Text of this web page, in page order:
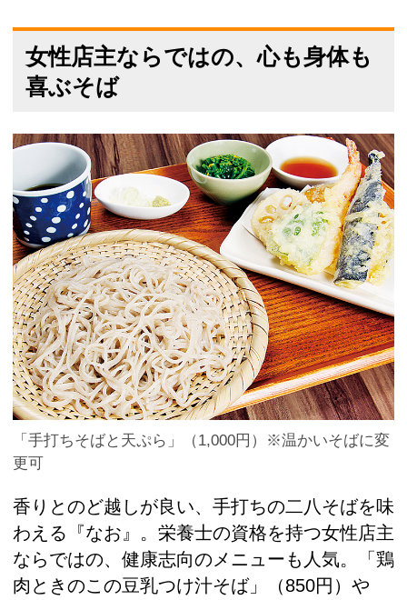
女性店主ならではの、心も身体も
喜ぶそば
「手打ちそばと天ぷら」（1,000円）※温かいそばに変
更可
香りとのど越しが良い、手打ちの二八そばを味
わえる『なお』。栄養士の資格を持つ女性店主
ならではの、健康志向のメニューも人気。「鶏
肉ときのこの豆乳つけ汁そば」（850円）や